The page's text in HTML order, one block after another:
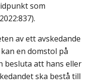
som
.
av ett avskedande
en domstol på
besluta att hans eller
ska bestå till